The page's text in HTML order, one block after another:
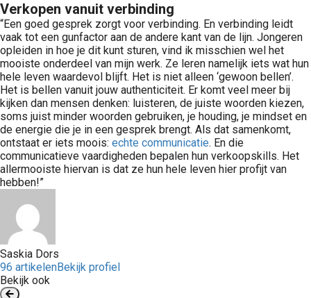
Verkopen vanuit verbinding
“Een goed gesprek zorgt voor verbinding. En verbinding leidt
vaak tot een gunfactor aan de andere kant van de lijn. Jongeren
opleiden in hoe je dit kunt sturen, vind ik misschien wel het
mooiste onderdeel van mijn werk. Ze leren namelijk iets wat hun
hele leven waardevol blijft. Het is niet alleen ‘gewoon bellen’.
Het is bellen vanuit jouw authenticiteit. Er komt veel meer bij
kijken dan mensen denken: luisteren, de juiste woorden kiezen,
soms juist minder woorden gebruiken, je houding, je mindset en
de energie die je in een gesprek brengt. Als dat samenkomt,
ontstaat er iets moois: echte communicatie. En die
communicatieve vaardigheden bepalen hun verkoopskills. Het
allermooiste hiervan is dat ze hun hele leven hier profijt van
hebben!”
Saskia Dors
96 artikelenBekijk profiel
Bekijk ook